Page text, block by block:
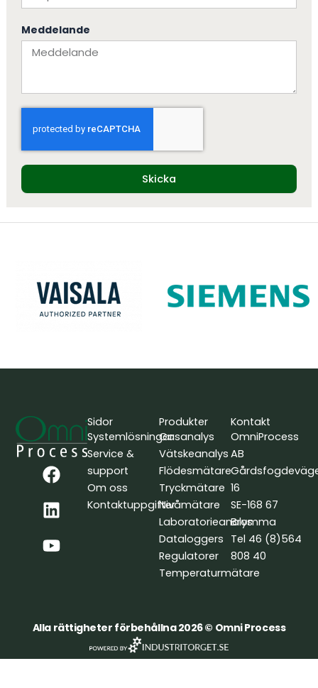
Meddelande
Skicka
F
a
c
e
b
o
L
i
n
k
e
d
Y
o
u
t
u
b
Sidor
Systemlösningar
Service &
support
Om oss
Kontaktuppgifter
Produkter
Gasanalys
Vätskeanalys
Flödesmätare
Tryckmätare
Nivåmätare
Laboratorieanalys
Dataloggers
Regulatorer
Temperaturmätare
Kontakt
OmniProcess
AB
16
SE-168 67
Bromma
Tel 46 (8)564
808 40
Alla rättigheter förbehållna 2026 © Omni Process